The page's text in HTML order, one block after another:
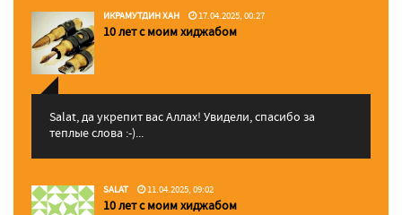
ИКРАМУТДИН ХАН 17.04.2025, 00:27
10 лет с моим хиджабом
Salat, да укрепит вас Аллаx! Увидели, спасибо за
теплые слова :-)...
SALAT 11.04.2025, 09:02
10 лет с моим хиджабом